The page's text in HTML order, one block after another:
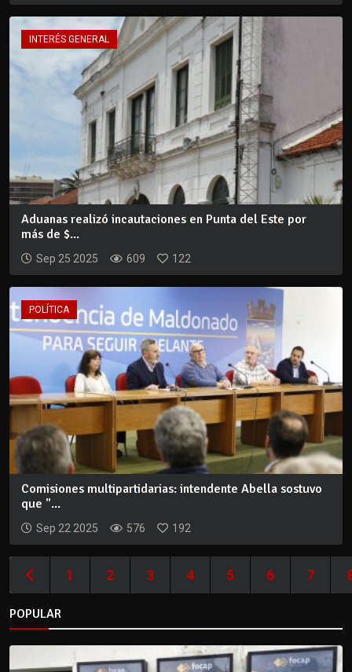
INTERÉS GENERAL
Aduanas realizó incautaciones en Punta del Este por
más de $...
Sep 25 2025 609 122
POLÍTICA
Comisiones multipartidarias: intendente Abella sostuvo
que "...
Sep 22 2025 576 192
1 2 3 4 5 6 7
POPULAR